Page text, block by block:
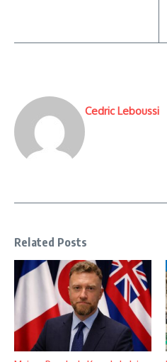
Cedric Leboussi
Related Posts